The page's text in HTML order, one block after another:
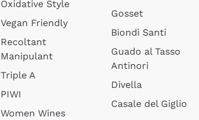
Oxidative Style
Vegan Friendly
Recoltant
Manipulant
Triple A
PIWI
Women Wines
Gosset
Biondi Santi
Guado al Tasso
Antinori
Divella
Casale del Giglio